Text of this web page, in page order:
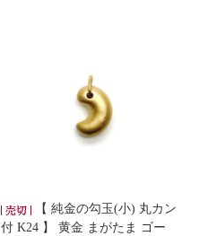
【 純金の勾玉(小) 丸カン
付 K24 】 黄金 まがたま ゴー